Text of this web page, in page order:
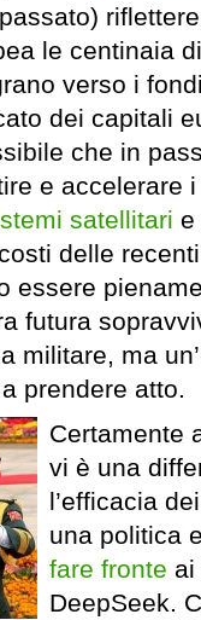
le centinaia
verso i
dei capitali
che in
e accelerare
satellitari e
delle
essere
futura
militare, ma un’
prendere atto.
Certamente
vi è una
l’efficacia
una politica
fare fronte ai
DeepSeek.